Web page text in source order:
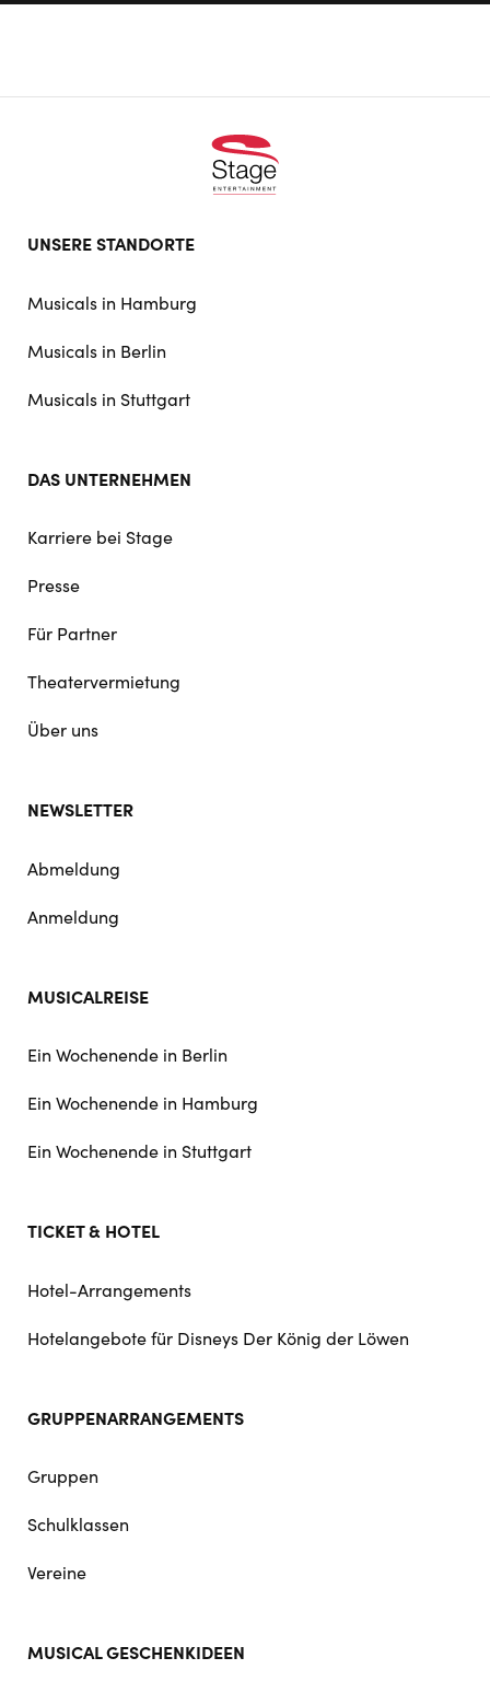
UNSERE STANDORTE
Musicals in Hamburg
Musicals in Berlin
Musicals in Stuttgart
DAS UNTERNEHMEN
Karriere bei Stage
Presse
Für Partner
Theatervermietung
Über uns
NEWSLETTER
Abmeldung
Anmeldung
MUSICALREISE
Ein Wochenende in Berlin
Ein Wochenende in Hamburg
Ein Wochenende in Stuttgart
TICKET & HOTEL
Hotel-Arrangements
Hotelangebote für Disneys Der König der Löwen
GRUPPENARRANGEMENTS
Gruppen
Schulklassen
Vereine
MUSICAL GESCHENKIDEEN